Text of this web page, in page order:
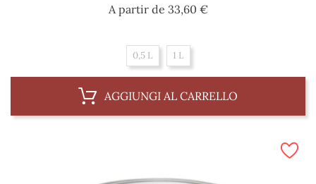
A partir de 33,60 €Prezzo
0,5 L 1 L
AGGIUNGI AL CARRELLO